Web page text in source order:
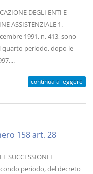
DEGLI ENTI E
ASSISTENZIALE 1.
1991, n. 413, sono
quarto periodo, dopo le
continua a leggere
158 art. 28
SUCCESSIONI E
periodo, del decreto